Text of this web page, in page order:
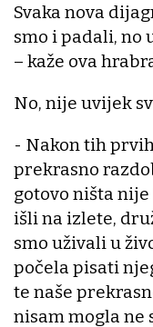
Svaka nova
smo i padali, no
– kaže ova
No, nije uvijek
- Nakon tih
prekrasno
gotovo ništa
išli na izlete,
smo uživali u
počela pisati
te naše
nisam mogla ne